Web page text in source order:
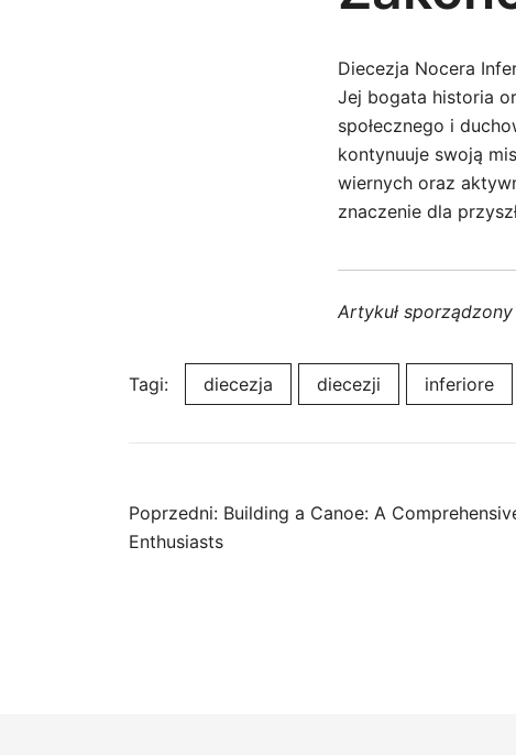
Diecezja Nocera
Jej bogata historia
społecznego i
kontynuuje swoją
wiernych oraz
znaczenie dla
Artykuł
Tagi: diecezja diecezji inferiore
Nawigacja
Poprzedni: Building a Canoe: A
Enthusiasts